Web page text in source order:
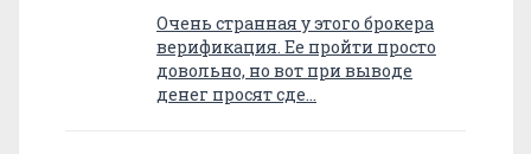
Очень странная у этого брокера
верификация. Ее пройти просто
довольно, но вот при выводе
денег просят сде…